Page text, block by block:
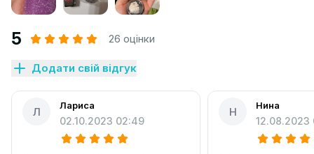
5 26 оцінки
Додати свій відгук
Л Лариса
02.10.2023 02:49
Н Нина
12.08.2023